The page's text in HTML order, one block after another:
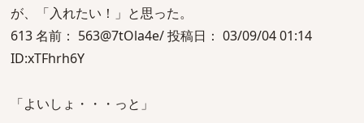
が、「入れたい！」と思った。
613 名前： 563@7tOla4e/ 投稿日： 03/09/04 01:14
ID:xTFhrh6Y
「よいしょ・・・っと」